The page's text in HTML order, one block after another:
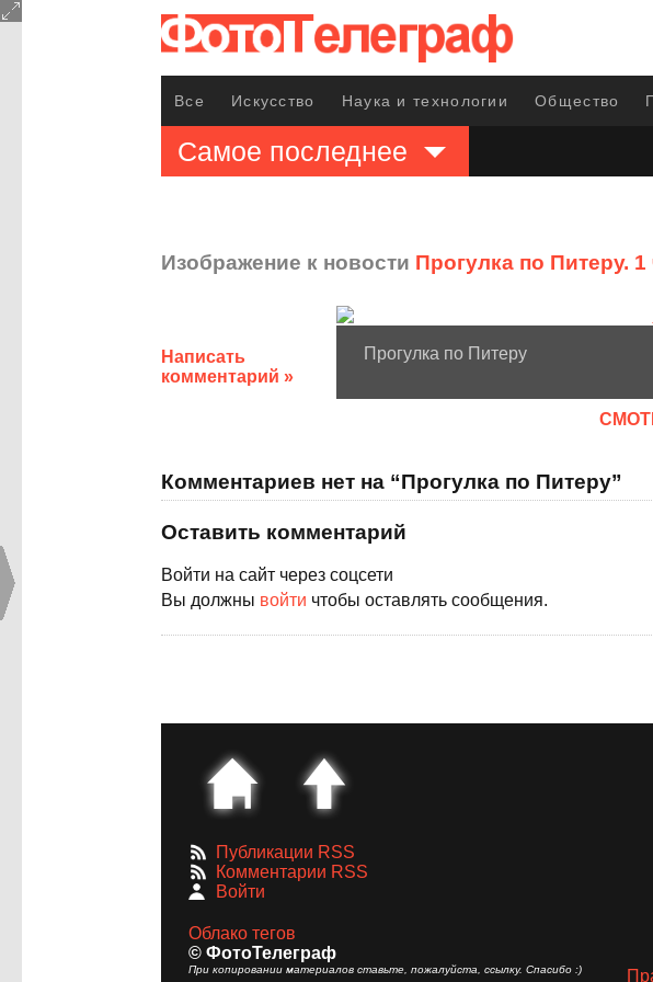
Все Искусство Наука и технологии Общество
Самое последнее
Изображение к новости Прогулка по Питеру. 1
Написать
комментарий »
Прогулка по Питеру
Комментариев нет на “Прогулка по Питеру”
Оставить комментарий
Войти на сайт через соцсети
Вы должны войти чтобы оставлять сообщения.
Публикации RSS
Комментарии RSS
Войти
Облако тегов
© ФотоТелеграф
При копировании материалов ставьте, пожалуйста, ссылку. Спасибо :)